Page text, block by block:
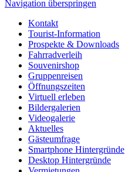
Navigation überspringen
Kontakt
Tourist-Information
Prospekte & Downloads
Fahrradverleih
Souvenirshop
Gruppenreisen
Öffnungszeiten
Virtuell erleben
Bildergalerien
Videogalerie
Aktuelles
Gästeumfrage
Smartphone Hintergründe
Desktop Hintergründe